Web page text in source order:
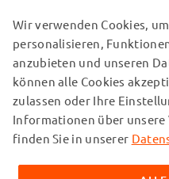
Marke:subtel
Input : 100V - 250V
Ausgangsspannung /
Ausgangsstrom /
Leistung / Power Watt:
Stromanschluss:Micro
Anschlusskabel:1.1m
UNSERE
© subtel.de 2026
Alle Preise verstehen sich
zuzüglich Versandkosten.
Inhaber sind und
Wir verwenden Cookies,
personalisieren,
anzubieten und unseren
können alle Cookies
zulassen oder Ihre
Informationen über unsere
finden Sie in unserer